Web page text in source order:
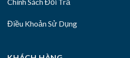
Điều Khoản Sử Dụng